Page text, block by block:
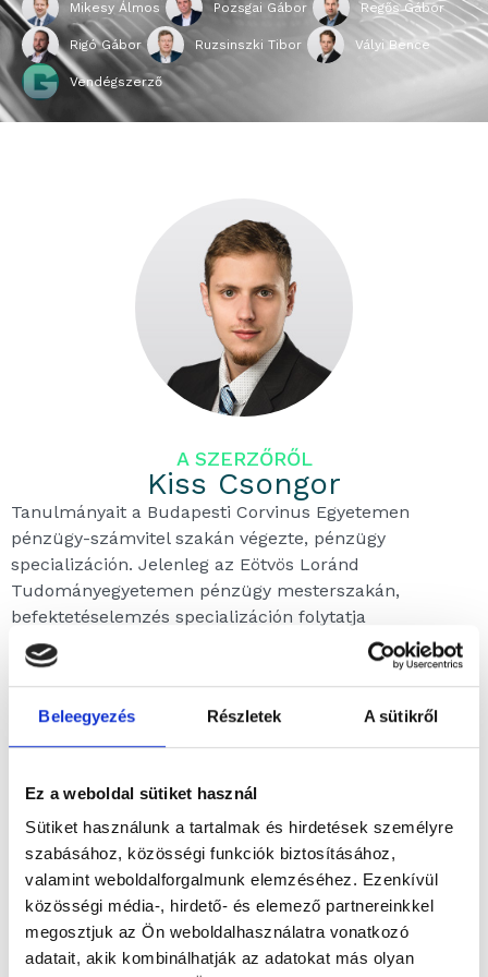
Beleegyezés Részletek A sütikről
Ez a weboldal sütiket használ
Sütiket használunk a tartalmak és hirdetések személyre
szabásához, közösségi funkciók biztosításához,
valamint weboldalforgalmunk elemzéséhez. Ezenkívül
közösségi média-, hirdető- és elemező partnereinkkel
megosztjuk az Ön weboldalhasználatra vonatkozó
adatait, akik kombinálhatják az adatokat más olyan
Mikesy Álmos Pozsgai Gábor Regős Gábor
Rigó Gábor Ruzsinszki Tibor Vályi Bence
Vendégszerző
A SZERZŐRŐL
Kiss Csongor
Tanulmányait a Budapesti Corvinus Egyetemen
pénzügy-számvitel szakán végezte, pénzügy
specializáción. Jelenleg az Eötvös Loránd
Tudományegyetemen pénzügy mesterszakán,
befektetéselemzés specializáción folytatja
tanulmányit. Az alapkezelőhöz 2024 májusában
csatlakozott, mint vagyonkezelési gyakornok, majd
elemzőként vált az alapkezelő teljeskörű
munkavállalójává. Szabadidejét gyakran sportolással
eszközosztály, a kriptopiac és a tokenizáció
szerelmese.
A SZERZŐ CIKKEI